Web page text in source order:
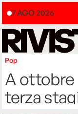
7 AGO 2026
Pop
A ottobre
terza